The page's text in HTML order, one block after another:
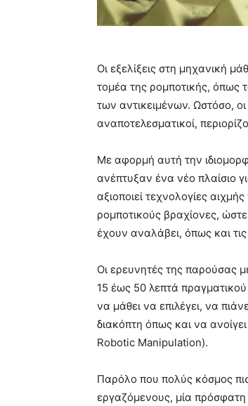
Οι εξελίξεις στη μηχανική
τομέα της ρομποτικής, όπως
των αντικειμένων. Ωστόσο, οι
αναποτελεσματικοί,
Με αφορμή αυτή την
ανέπτυξαν ένα νέο πλαίσιο
αξιοποιεί τεχνολογίες
ρομποτικούς βραχίονες,
έχουν αναλάβει, όπως και
Οι ερευνητές της παρούσας
15 έως 50 λεπτά
να μάθει να επιλέγει, να
διακόπτη όπως και να
Robotic Manipulation).
Παρόλο που πολύς κόσμος
εργαζόμενους, μία